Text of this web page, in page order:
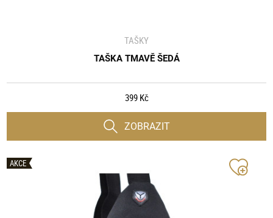
TAŠKY
TAŠKA TMAVĚ ŠEDÁ
399 Kč
ZOBRAZIT
AKCE